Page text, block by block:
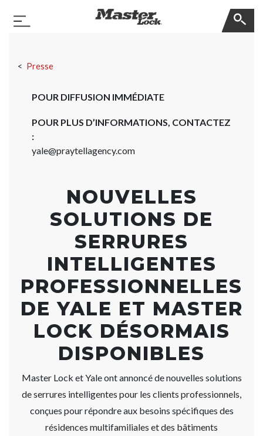
Basculer la navigation
Presse
POUR DIFFUSION IMMÉDIATE
POUR PLUS D’INFORMATIONS, CONTACTEZ
:
yale@praytellagency.com
NOUVELLES
SOLUTIONS DE
SERRURES
INTELLIGENTES
PROFESSIONNELLES
DE YALE ET MASTER
LOCK DÉSORMAIS
DISPONIBLES
Master Lock et Yale ont annoncé de nouvelles solutions
de serrures intelligentes pour les clients professionnels,
conçues pour répondre aux besoins spécifiques des
résidences multifamiliales et des bâtiments